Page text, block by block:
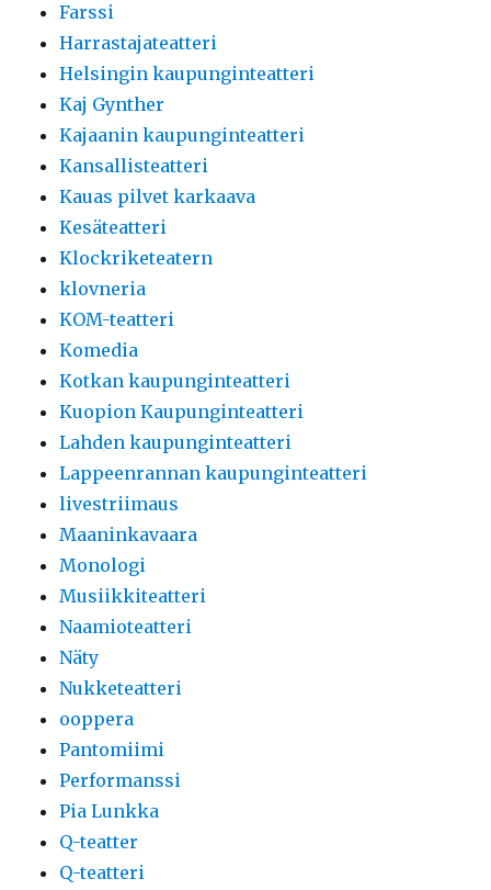
Farssi
Harrastajateatteri
Helsingin kaupunginteatteri
Kaj Gynther
Kajaanin kaupunginteatteri
Kansallisteatteri
Kauas pilvet karkaava
Kesäteatteri
Klockriketeatern
klovneria
KOM-teatteri
Komedia
Kotkan kaupunginteatteri
Kuopion Kaupunginteatteri
Lahden kaupunginteatteri
Lappeenrannan kaupunginteatteri
livestriimaus
Maaninkavaara
Monologi
Musiikkiteatteri
Naamioteatteri
Näty
Nukketeatteri
ooppera
Pantomiimi
Performanssi
Pia Lunkka
Q-teatter
Q-teatteri